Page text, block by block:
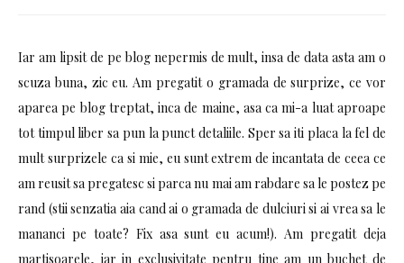
Iar am lipsit de pe blog nepermis de mult, insa de data asta am o
scuza buna, zic eu. Am pregatit o gramada de surprize, ce vor
aparea pe blog treptat, inca de maine, asa ca mi-a luat aproape
tot timpul liber sa pun la punct detaliile. Sper sa iti placa la fel de
mult surprizele ca si mie, eu sunt extrem de incantata de ceea ce
am reusit sa pregatesc si parca nu mai am rabdare sa le postez pe
rand (stii senzatia aia cand ai o gramada de dulciuri si ai vrea sa le
mananci pe toate? Fix asa sunt eu acum!). Am pregatit deja
martisoarele, iar in exclusivitate pentru tine am un buchet de